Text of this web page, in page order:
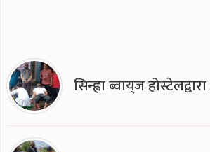
सिन्ह्वा ब्वाय्‌ज